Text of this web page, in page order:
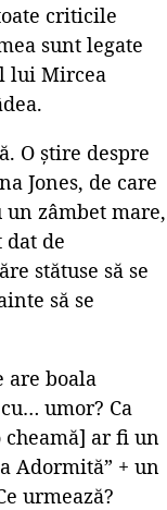
criticile
sunt legate
lui Mircea
O știre despre
Jones, de care
zâmbet mare,
dat de
stătuse să se
să se
are boala
umor? Ca
cheamă] ar fi un
Adormită” + un
urmează?